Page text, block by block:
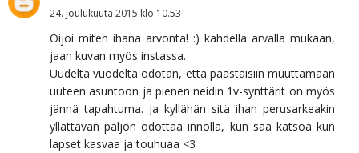
24. joulukuuta 2015 klo 10.53
Oijoi miten ihana arvonta! :) kahdella arvalla mukaan,
jaan kuvan myös instassa.
Uudelta vuodelta odotan, että päästäisiin muuttamaan
uuteen asuntoon ja pienen neidin 1v-synttärit on myös
jännä tapahtuma. Ja kyllähän sitä ihan perusarkeakin
yllättävän paljon odottaa innolla, kun saa katsoa kun
lapset kasvaa ja touhuaa <3